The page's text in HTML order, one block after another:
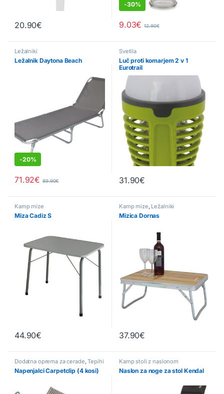
20.90€
-30%
9.03€ 12.90€
Ležalniki
Ležalnik Daytona Beach
-20%
71.92€ 89.90€
Svetila
Luč proti komarjem 2 v 1
Eurotrail
31.90€
Kamp mize
Miza Cadiz S
44.90€
Kamp mize, Ležalniki
Mizica Dornas
37.90€
Dodatna oprema za cerade,Tepihi
& Podni sistemi
Napenjalci Carpetclip (4 kosi)
Kamp stoli z naslonom
Naslon za noge za stol Kendal